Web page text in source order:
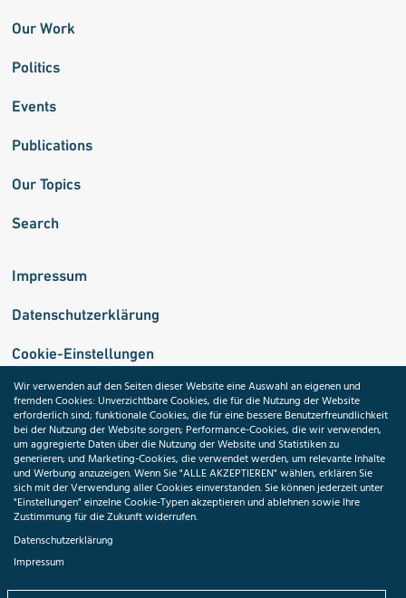
Our Work
Politics
Events
Publications
Our Topics
Search
Impressum
Datenschutzerklärung
Cookie-Einstellungen
Medizininformatik-Initiative
ToolPool Gesundheitsforschung
Folgen Sie uns:
Wir verwenden auf den Seiten dieser Website eine Auswahl an eigenen und
fremden Cookies: Unverzichtbare Cookies, die für die Nutzung der Website
erforderlich sind; funktionale Cookies, die für eine bessere Benutzerfreundlichkeit
bei der Nutzung der Website sorgen; Performance-Cookies, die wir verwenden,
um aggregierte Daten über die Nutzung der Website und Statistiken zu
generieren; und Marketing-Cookies, die verwendet werden, um relevante Inhalte
und Werbung anzuzeigen. Wenn Sie "ALLE AKZEPTIEREN" wählen, erklären Sie
sich mit der Verwendung aller Cookies einverstanden. Sie können jederzeit unter
"Einstellungen" einzelne Cookie-Typen akzeptieren und ablehnen sowie Ihre
Zustimmung für die Zukunft widerrufen.
Datenschutzerklärung
Impressum